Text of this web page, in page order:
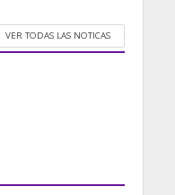
VER TODAS LAS NOTICAS